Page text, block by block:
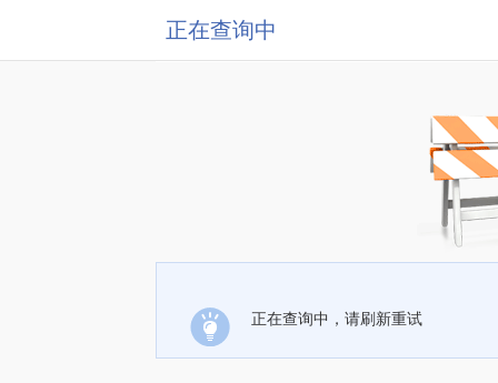
正在查询中
正在查询中，请刷新重试